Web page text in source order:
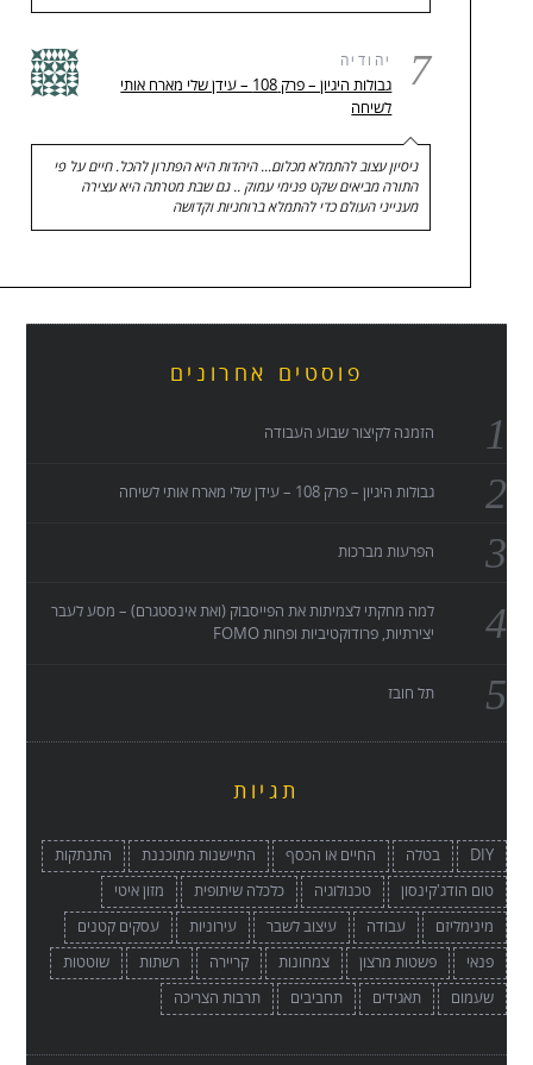
7 יהודיה
גבולות היגיון – פרק 108 – עידן שלי מארח אותי
לשיחה
ניסיון עצוב להתמלא מכלום... היהדות היא הפתרון להכל. חיים על פי
התורה מביאים שקט פנימי עמוק .. גם שבת מטרתה היא עצירה
מענייני העולם כדי להתמלא ברוחניות וקדושה
פוסטים אחרונים
הזמנה לקיצור שבוע העבודה
גבולות היגיון – פרק 108 – עידן שלי מארח אותי לשיחה
הפרעות מברכות
למה מחקתי לצמיתות את הפייסבוק (ואת אינסטגרם) – מסע לעבר
יצירתיות, פרודוקטיביות ופחות FOMO
תל חובז
תגיות
DIY בטלה החיים או הכסף התיישנות מתוכננת
התנתקות
טום הודג'קינסון
טכנולוגיה כלכלה שיתופית
מזון איטי
מינימליזם
עבודה עיצוב לשבר עירוניות
עסקים קטנים
פנאי
פשטות מרצון צמחונות קריירה רשתות
שוטטות
שעמום
תאגידים תחביבים תרבות הצריכה